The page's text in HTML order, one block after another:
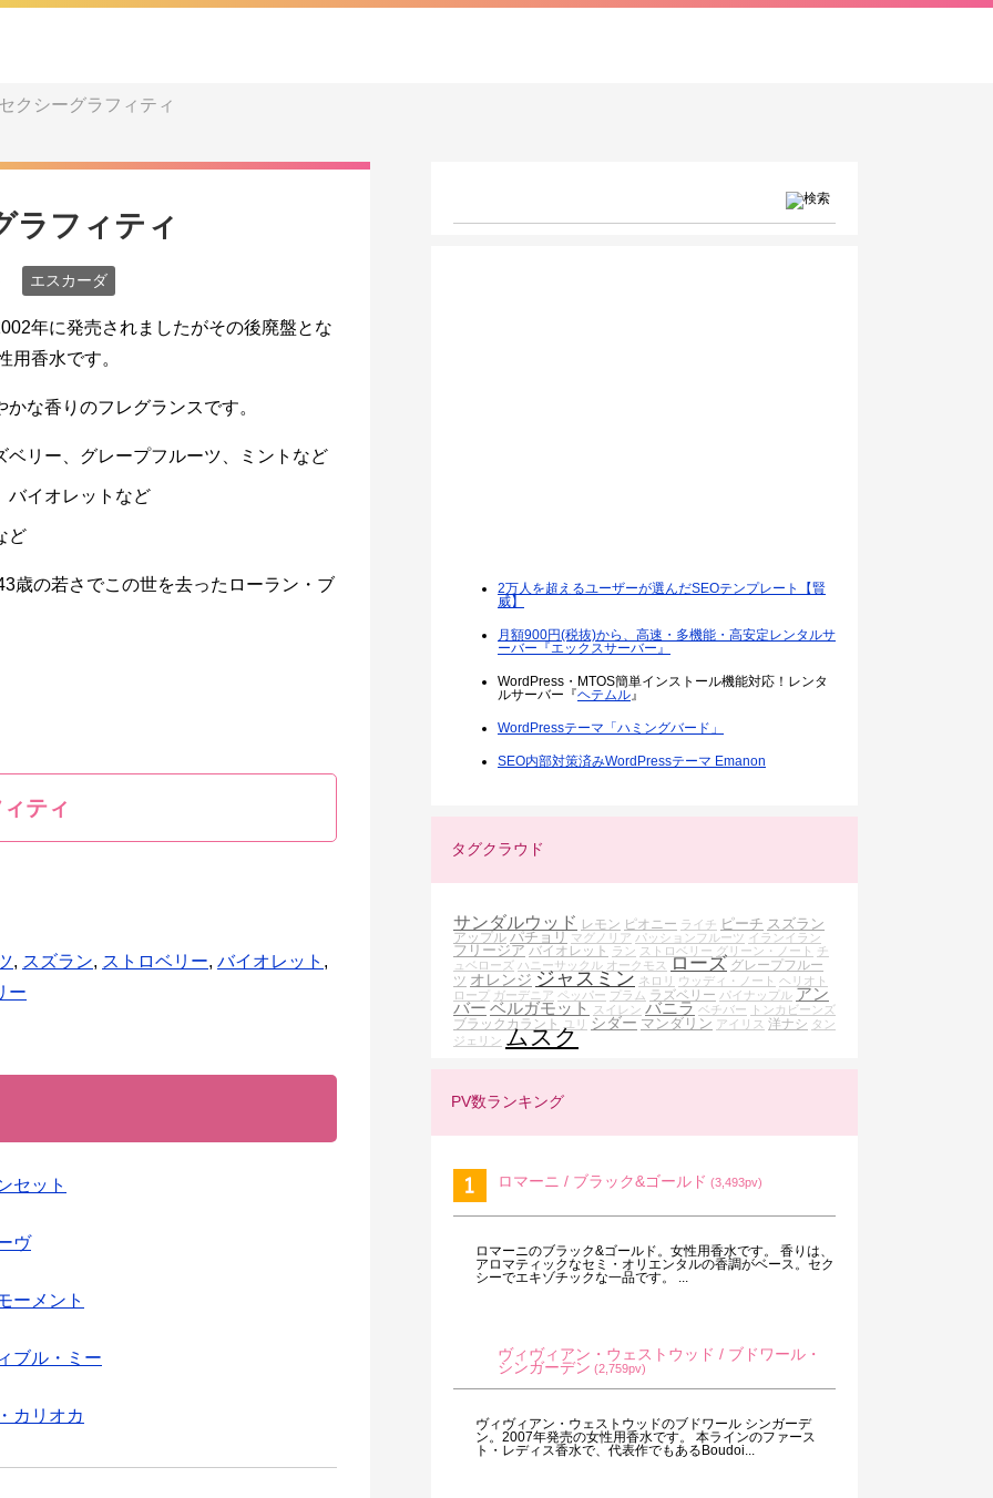
クシーグラフィティ
ラフィティ
エスカーダ
年に発売されましたがその後廃盤とな
用香水です。
な香りのフレグランスです。
ベリー、グレープフルーツ、ミントなど
バイオレットなど
ど
歳の若さでこの世を去ったローラン・ブ
ティ
, スズラン, ストロベリー, バイオレット ,
ー
セット
ヴ
ーメント
ブル・ミー
カリオカ
2万人を超えるユーザーが選んだSEOテンプレート【賢
威】
月額900円(税抜)から、高速・多機能・高安定レンタルサ
ーバー『エックスサーバー』
WordPress・MTOS簡単インストール機能対応！レンタ
ルサーバー『ヘテムル』
WordPressテーマ「ハミングバード」
SEO内部対策済みWordPressテーマ Emanon
タグクラウド
サンダルウッド レモン ピオニー ライチ ピーチ スズラン
アップル パチョリ マグノリア パッションフルーツ イランイラン
フリージア バイオレット ラン ストロベリー グリーン・ノート
チ
ュベローズ ハニーサックル オークモス ローズ グレープフルー
ツ オレンジ ジャスミン ネロリ ウッディ・ノート ヘリオト
ロープ ガーデニア ペッパー プラム ラズベリー パイナップル アン
バーベルガモット スイレン バニラ ベチバー トンカビーンズ
ブラックカラント ユリ シダー マンダリン アイリス 洋ナシ タン
ジェリン ムスク
PV数ランキング
ロマーニ / ブラック&ゴールド (3,493pv)
ロマーニのブラック&ゴールド。女性用香水です。 香りは、
アロマティックなセミ・オリエンタルの香調がベース。セク
シーでエキゾチックな一品です。 ...
ヴィヴィアン・ウェストウッド / ブドワール・
シンガーデン (2,759pv)
ヴィヴィアン・ウェストウッドのブドワール シンガーデ
ン。2007年発売の女性用香水です。 本ラインのファース
ト・レディス香水で、代表作でもあるBoudoi...